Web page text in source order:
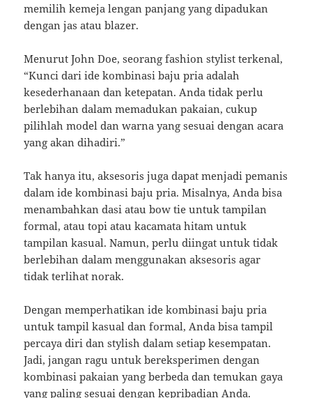
memilih kemeja lengan panjang yang dipadukan
dengan jas atau blazer.
Menurut John Doe, seorang fashion stylist terkenal,
“Kunci dari ide kombinasi baju pria adalah
kesederhanaan dan ketepatan. Anda tidak perlu
berlebihan dalam memadukan pakaian, cukup
pilihlah model dan warna yang sesuai dengan acara
yang akan dihadiri.”
Tak hanya itu, aksesoris juga dapat menjadi pemanis
dalam ide kombinasi baju pria. Misalnya, Anda bisa
menambahkan dasi atau bow tie untuk tampilan
formal, atau topi atau kacamata hitam untuk
tampilan kasual. Namun, perlu diingat untuk tidak
berlebihan dalam menggunakan aksesoris agar
tidak terlihat norak.
Dengan memperhatikan ide kombinasi baju pria
untuk tampil kasual dan formal, Anda bisa tampil
percaya diri dan stylish dalam setiap kesempatan.
Jadi, jangan ragu untuk bereksperimen dengan
kombinasi pakaian yang berbeda dan temukan gaya
yang paling sesuai dengan kepribadian Anda.